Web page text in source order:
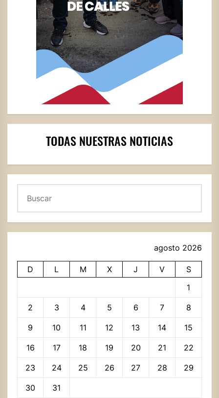
TODAS NUESTRAS NOTICIAS
agosto 2026
D L M X J V
S
1
2 3 4 5 6 7 8
9 10 11 12 13 14 15
16 17 18 19 20 21 22
23 24 25 26 27 28 29
30
31